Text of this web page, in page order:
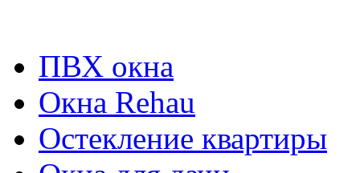
ПВХ окна
Окна Rehau
Остекление квартиры